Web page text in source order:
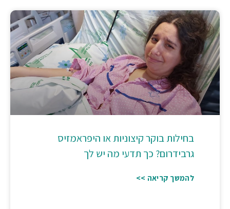
בחילות בוקר קיצוניות או היפראמזיס
גרבידרום? כך תדעי מה יש לך
להמשך קריאה >>